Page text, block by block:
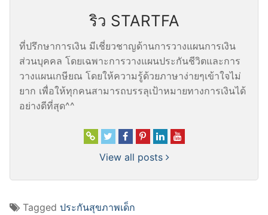
ริว STARTFA
ที่ปรึกษาการเงิน มีเชี่ยวชาญด้านการวางแผนการเงิน
ส่วนบุคคล โดยเฉพาะการวางแผนประกันชีวิตและการ
วางแผนเกษียณ โดยให้ความรู้ด้วยภาษาง่ายๆเข้าใจไม่
ยาก เพื่อให้ทุกคนสามารถบรรลุเป้าหมายทางการเงินได้
อย่างดีที่สุด^^
View all posts
Tagged ประกันสุขภาพเด็ก